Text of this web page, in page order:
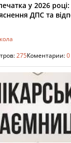
у 2026
ДПС та
275Коментарии:0